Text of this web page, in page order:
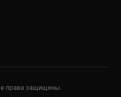
права защищены.